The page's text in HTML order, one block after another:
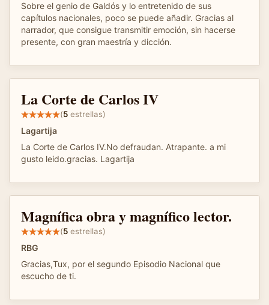
Sobre el genio de Galdós y lo entretenido de sus
capítulos nacionales, poco se puede añadir. Gracias al
narrador, que consigue transmitir emoción, sin hacerse
presente, con gran maestría y dicción.
La Corte de Carlos IV
(5 estrellas)
Lagartija
La Corte de Carlos IV.No defraudan. Atrapante. a mi
gusto leido.gracias. Lagartija
Magnífica obra y magnífico lector.
(5 estrellas)
RBG
Gracias,Tux, por el segundo Episodio Nacional que
escucho de ti.